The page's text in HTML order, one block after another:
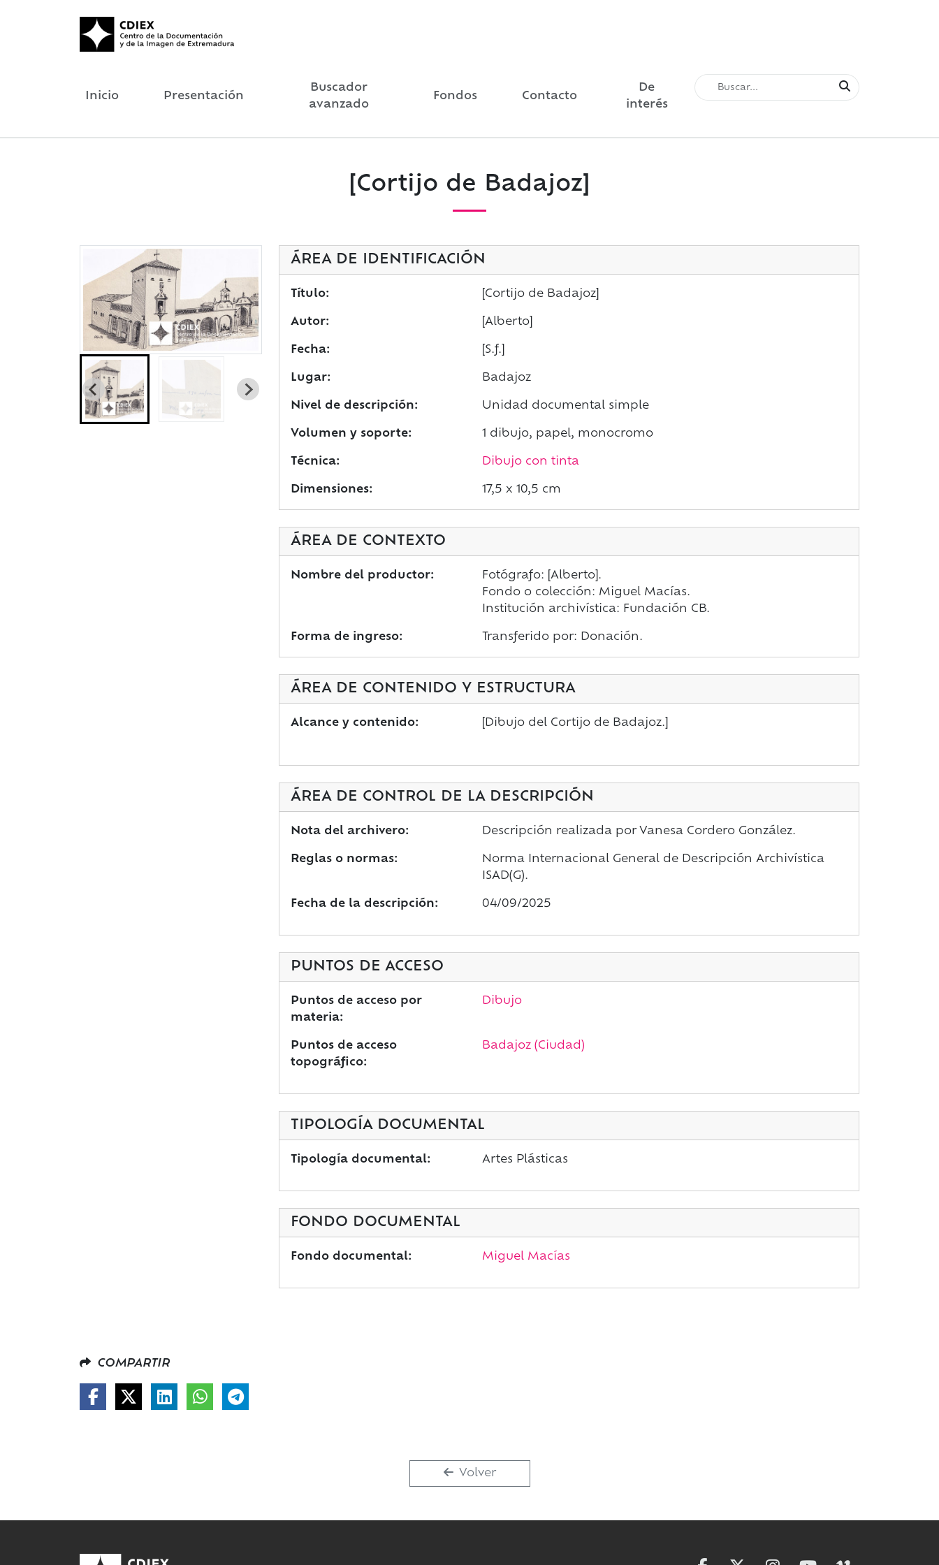
Inicio Presentación
Buscador
avanzado
Fondos Contacto
De
interés
[Cortijo de Badajoz]
ÁREA DE IDENTIFICACIÓN
Título: [Cortijo de Badajoz]
Autor: [Alberto]
Fecha: [S.f.]
Lugar: Badajoz
Nivel de descripción: Unidad documental simple
Volumen y soporte: 1 dibujo, papel, monocromo
Técnica: Dibujo con tinta
Dimensiones: 17,5 x 10,5 cm
ÁREA DE CONTEXTO
Nombre del productor:
Fotógrafo: [Alberto].
Fondo o colección: Miguel Macías.
Institución archivística: Fundación CB.
Forma de ingreso: Transferido por: Donación.
ÁREA DE CONTENIDO Y ESTRUCTURA
Alcance y contenido: [Dibujo del Cortijo de Badajoz.]
ÁREA DE CONTROL DE LA DESCRIPCIÓN
Nota del archivero: Descripción realizada por Vanesa Cordero González.
Reglas o normas:
Norma Internacional General de Descripción Archivística
ISAD(G).
Fecha de la descripción: 04/09/2025
PUNTOS DE ACCESO
Puntos de acceso por
materia:
Dibujo
Puntos de acceso
topográfico:
Badajoz (Ciudad)
TIPOLOGÍA DOCUMENTAL
Tipología documental: Artes Plásticas
FONDO DOCUMENTAL
Fondo documental: Miguel Macías
COMPARTIR
Volver